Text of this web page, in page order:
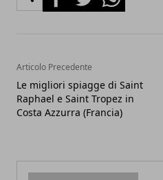
Articolo Precedente
Le migliori spiagge di Saint
Raphael e Saint Tropez in
Costa Azzurra (Francia)